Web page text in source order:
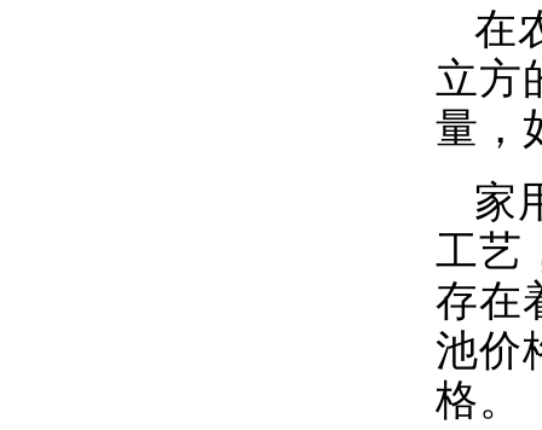
家
要
化粪
0.8
号，
的会